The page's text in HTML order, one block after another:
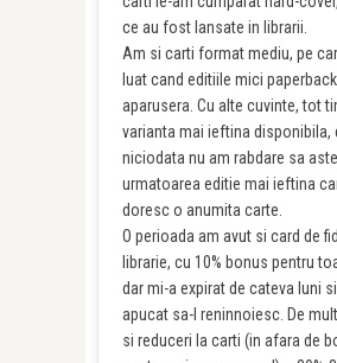
ce au fost lansate in librarii.
Am si carti format mediu, pe
luat cand editiile mici
aparusera. Cu alte cuvinte, tot
varianta mai ieftina disponibila,
niciodata nu am rabdare sa
urmatoarea editie mai ieftina
doresc o anumita carte.
O perioada am avut si card de
librarie, cu 10% bonus pentru
dar mi-a expirat de cateva luni
apucat sa-l reninnoiesc. De
si reduceri la carti (in afara de